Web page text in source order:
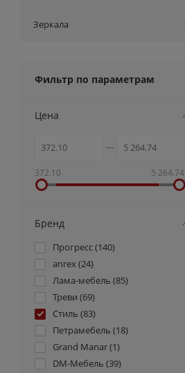
Зеркала
Фильтр по параметрам
Цена
372.10 5 264.74
Бренд
Прогресс (140)
anrex (24)
Лама-мебель (85)
Треви (69)
Стиль (83)
Петрамебель (18)
Grand Manar (1)
DM-Мебель (39)